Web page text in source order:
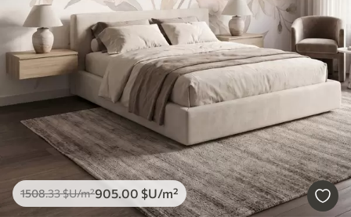
1508.33$U/m²905.00 $U/m²